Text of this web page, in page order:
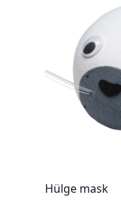
Hülge mask